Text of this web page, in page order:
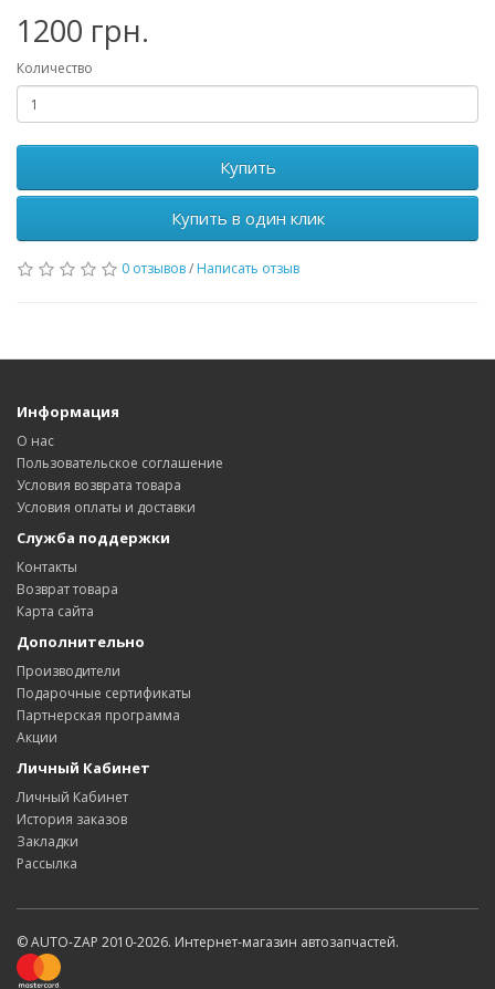
1200 грн.
Количество
Купить
Купить в один клик
0 отзывов/ Написать отзыв
Информация
О нас
Пользовательское соглашение
Условия возврата товара
Условия оплаты и доставки
Служба поддержки
Контакты
Возврат товара
Карта сайта
Дополнительно
Производители
Подарочные сертификаты
Партнерская программа
Акции
Личный Кабинет
Личный Кабинет
История заказов
Закладки
Рассылка
© AUTO-ZAP 2010-2026. Интернет-магазин автозапчастей.